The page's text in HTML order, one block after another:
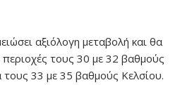
αξιόλογη μεταβολή και θα
περιοχές τους 30 με 32 βαθμούς
τους 33 με 35 βαθμούς Κελσίου.